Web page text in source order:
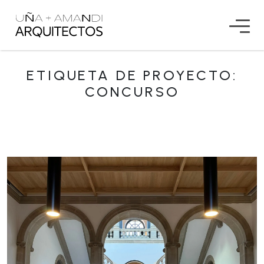
ETIQUETA DE PROYECTO:
CONCURSO